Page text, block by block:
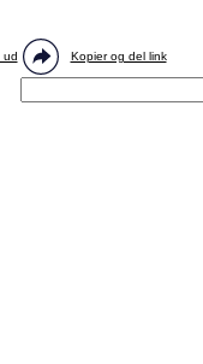
ud Kopier og del link